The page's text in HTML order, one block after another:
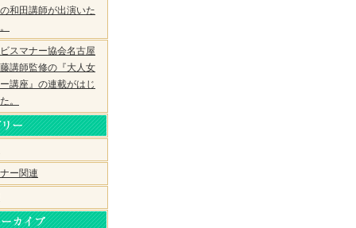
和田講師が出演いた
スマナー協会名古屋
講師監修の『大人女
講座』の連載がはじ
。
ー関連